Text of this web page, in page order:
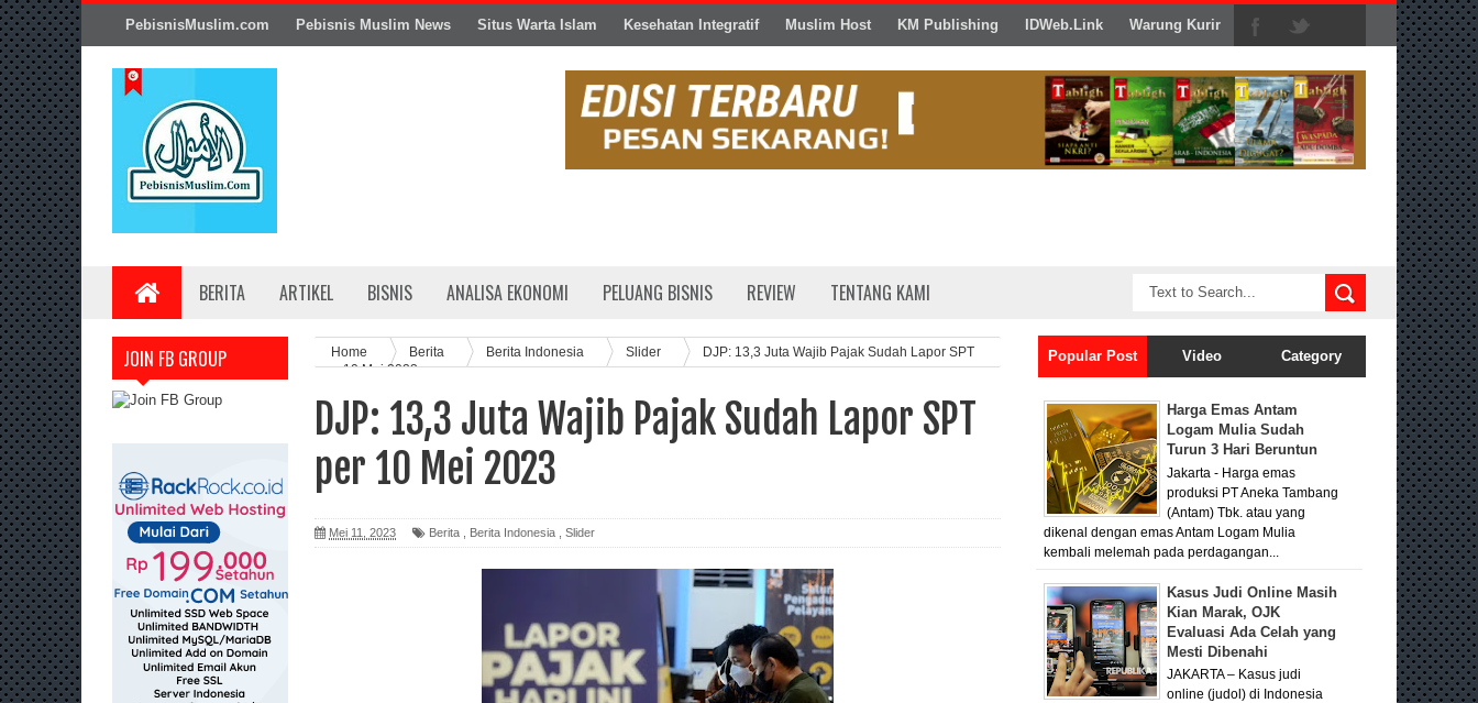
PebisnisMuslim.com Pebisnis Muslim News Situs Warta Islam Kesehatan Integratif Muslim Host KM Publishing IDWeb.Link Warung Kurir
BERITA ARTIKEL BISNIS ANALISA EKONOMI PELUANG BISNIS REVIEW TENTANG KAMI
JOIN FB GROUP Home Berita Berita Indonesia Slider
DJP: 13,3 Juta Wajib Pajak Sudah Lapor SPT
per 10 Mei 2023
DJP: 13,3 Juta Wajib Pajak Sudah Lapor SPT
per 10 Mei 2023
Mei 11, 2023 Berita Berita Indonesia Slider
Popular Post Video Category
Harga Emas Antam
Logam Mulia Sudah
Turun 3 Hari Beruntun
Jakarta - Harga emas
produksi PT Aneka Tambang
(Antam) Tbk. atau yang
dikenal dengan emas Antam Logam Mulia
kembali melemah pada perdagangan...
Kasus Judi Online Masih
Kian Marak, OJK
Evaluasi Ada Celah yang
Mesti Dibenahi
JAKARTA – Kasus judi
online (judol) di Indonesia